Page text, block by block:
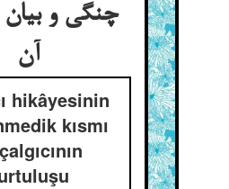
چنگی و
آن‌‌
hikâyesinin
kısmı